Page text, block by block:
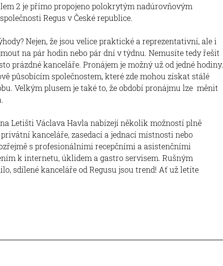
2 je přímo propojeno polokrytým nadúrovňovým
Regus v České republice.
Nejen, že jsou velice praktické a reprezentativní, ale i
na pár hodin nebo pár dní v týdnu. Nemusíte tedy řešit
prázdné kanceláře. Pronájem je možný už od jedné hodiny.
působícím společnostem, které zde mohou získat stálé
Velkým plusem je také to, že období pronájmu lze měnit
Letišti Václava Havla nabízejí několik možností plně
kanceláře, zasedací a jednací místnosti nebo
s profesionálními recepčními a asistenčními
k internetu, úklidem a gastro servisem. Rušným
sdílené kanceláře od Regusu jsou trend! Ať už letíte